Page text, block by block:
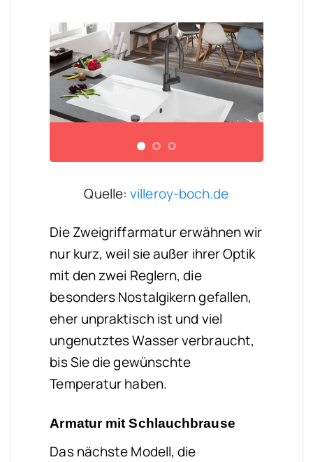
Quelle:villeroy-boch.de
Die Zweigriffarmatur erwähnen wir
nur kurz, weil sie außer ihrer Optik
mit den zwei Reglern, die
besonders Nostalgikern gefallen,
eher unpraktisch ist und viel
ungenutztes Wasser verbraucht,
bis Sie die gewünschte
Temperatur haben.
Armatur mit Schlauchbrause
Das nächste Modell, die